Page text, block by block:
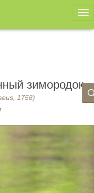
зимородок
1758)